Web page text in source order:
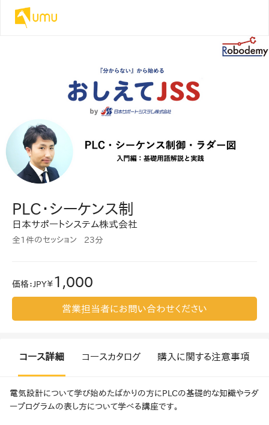
PLC・シーケンス制
日本サポートシステム株式会社
全1件のセッション 23分
価格：JPY￥ 1,000
営業担当者にお問い合わせください
コース詳細 コースカタログ 購入に関する注意事項
電気設計について学び始めたばかりの方にPLCの基礎的な知識やラダ
ープログラムの表し方について学べる講座です。